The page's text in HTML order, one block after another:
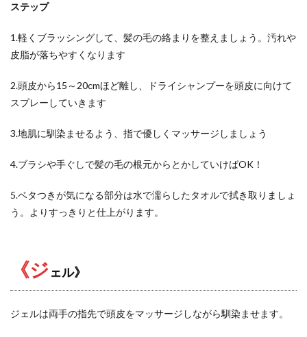
ステップ
1.軽くブラッシングして、髪の毛の絡まりを整えましょう。汚れや
皮脂が落ちやすくなります
2.頭皮から15～20cmほど離し、ドライシャンプーを頭皮に向けて
スプレーしていきます
3.地肌に馴染ませるよう、指で優しくマッサージしましょう
4.ブラシや手ぐしで髪の毛の根元からとかしていけばOK！
5.ベタつきが気になる部分は水で濡らしたタオルで拭き取りましょ
う。よりすっきりと仕上がります。
《ジ ェル》
ジェルは両手の指先で頭皮をマッサージしながら馴染ませます。